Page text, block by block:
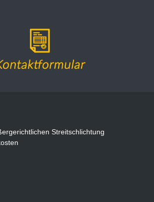
Streitschlichtung